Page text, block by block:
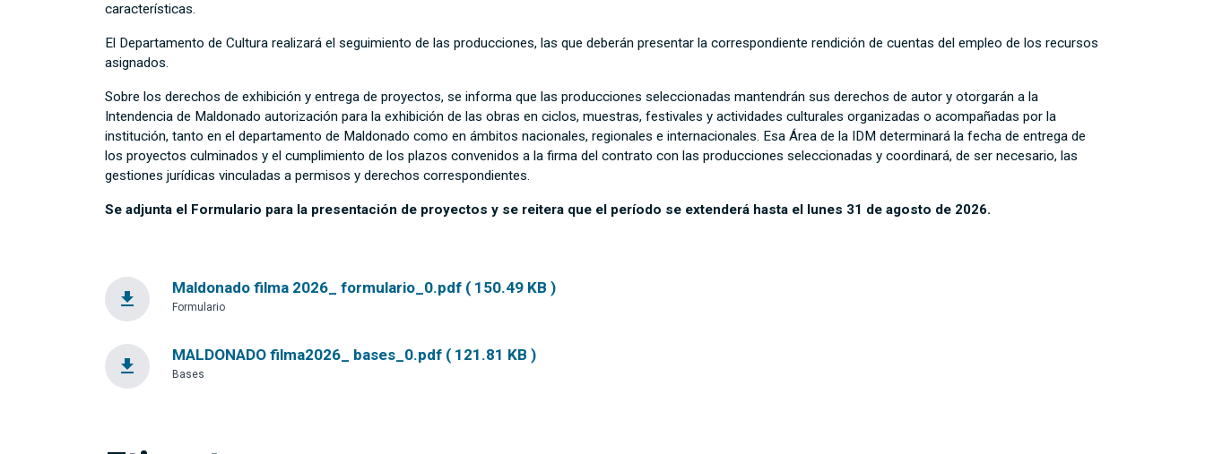
características.
El Departamento de Cultura realizará el seguimiento de las producciones, las que deberán presentar la correspondiente rendición de cuentas del empleo de los recursos
asignados.
Sobre los derechos de exhibición y entrega de proyectos, se informa que las producciones seleccionadas mantendrán sus derechos de autor y otorgarán a la
Intendencia de Maldonado autorización para la exhibición de las obras en ciclos, muestras, festivales y actividades culturales organizadas o acompañadas por la
institución, tanto en el departamento de Maldonado como en ámbitos nacionales, regionales e internacionales. Esa Área de la IDM determinará la fecha de entrega de
los proyectos culminados y el cumplimiento de los plazos convenidos a la firma del contrato con las producciones seleccionadas y coordinará, de ser necesario, las
gestiones jurídicas vinculadas a permisos y derechos correspondientes.
Se adjunta el Formulario para la presentación de proyectos y se reitera que el período se extenderá hasta el lunes 31 de agosto de 2026.
file_download
Maldonado filma 2026_ formulario_0.pdf ( 150.49 KB )
Formulario
file_download
MALDONADO filma2026_ bases_0.pdf ( 121.81 KB )
Bases